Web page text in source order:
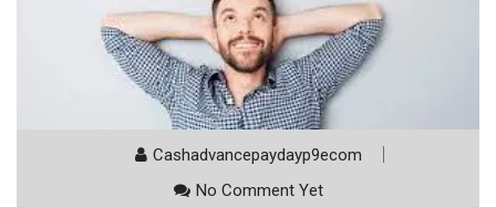
Cashadvancepaydayp9ecom
No Comment Yet